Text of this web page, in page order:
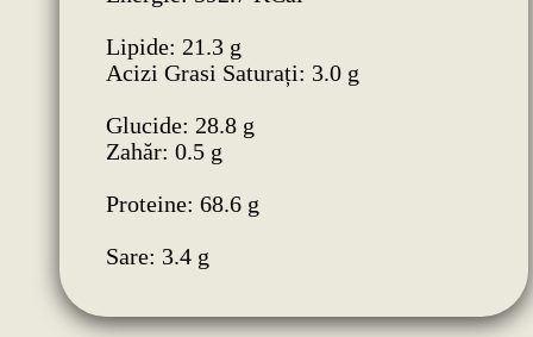
Lipide: 21.3 g
Acizi Grasi Saturați: 3.0 g
Glucide: 28.8 g
Zahăr: 0.5 g
Proteine: 68.6 g
Sare: 3.4 g